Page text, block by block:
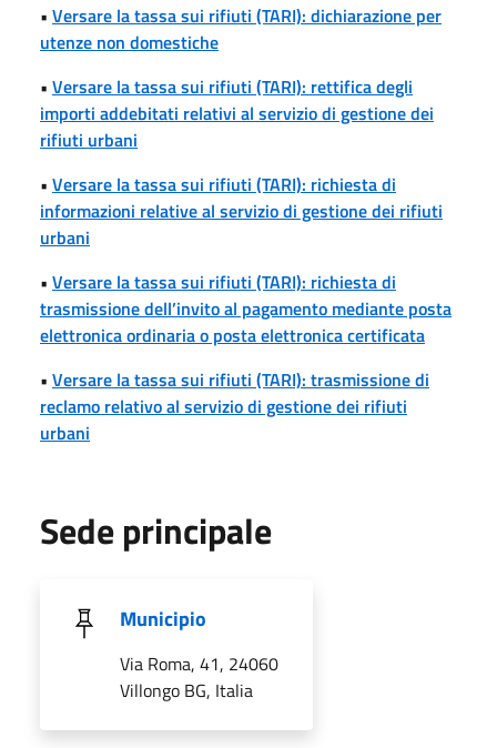
• Versare la tassa sui rifiuti (TARI): dichiarazione per
utenze non domestiche
• Versare la tassa sui rifiuti (TARI): rettifica degli
importi addebitati relativi al servizio di gestione dei
rifiuti urbani
• Versare la tassa sui rifiuti (TARI): richiesta di
informazioni relative al servizio di gestione dei rifiuti
urbani
• Versare la tassa sui rifiuti (TARI): richiesta di
trasmissione dell’invito al pagamento mediante posta
elettronica ordinaria o posta elettronica certificata
• Versare la tassa sui rifiuti (TARI): trasmissione di
reclamo relativo al servizio di gestione dei rifiuti
urbani
Sede principale
Municipio
Via Roma, 41, 24060
Villongo BG, Italia